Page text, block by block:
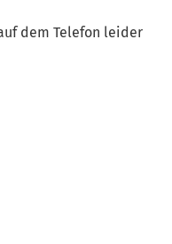
dem Telefon leider